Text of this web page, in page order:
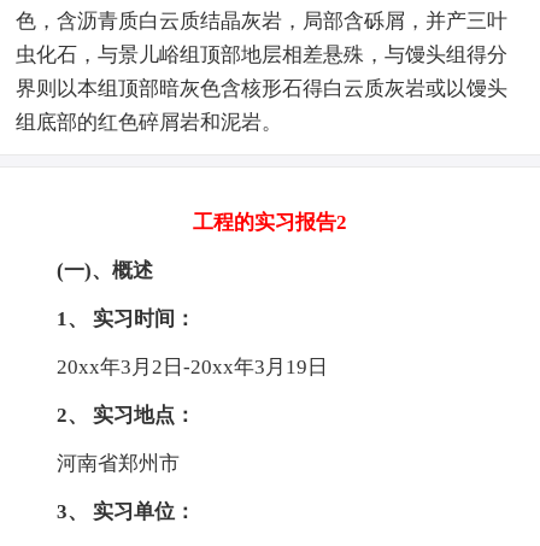
色，含沥青质白云质结晶灰岩，局部含砾屑，并产三叶
虫化石，与景儿峪组顶部地层相差悬殊，与馒头组得分
界则以本组顶部暗灰色含核形石得白云质灰岩或以馒头
组底部的红色碎屑岩和泥岩。
工程的实习报告2
(一)、概述
1、 实习时间：
20xx年3月2日-20xx年3月19日
2、 实习地点：
河南省郑州市
3、 实习单位：